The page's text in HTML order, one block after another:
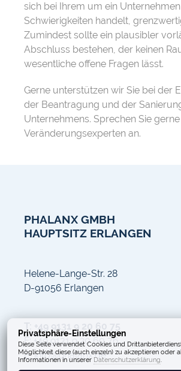
sich bei Ihrem um ein
Schwierigkeiten handelt,
Zumindest sollte ein plausibler
Abschluss bestehen, der keinen
wesentliche offene Fragen lässt.
Gerne unterstützen wir Sie bei der
der Beantragung und der
Unternehmens. Sprechen Sie
Veränderungsexperten an.
PHALANX GMBH
HAUPTSITZ ERLANGEN
Helene-Lange-Str. 28
D-91056 Erlangen
F: +49 9131 9 20 60 76
E: info@phalanx.de
Privatsphäre-Einstellungen
Diese Seite verwendet Cookies und
Möglichkeit diese (auch einzeln) zu akzeptieren oder
Informationen in unserer Datenschutzerklärung.